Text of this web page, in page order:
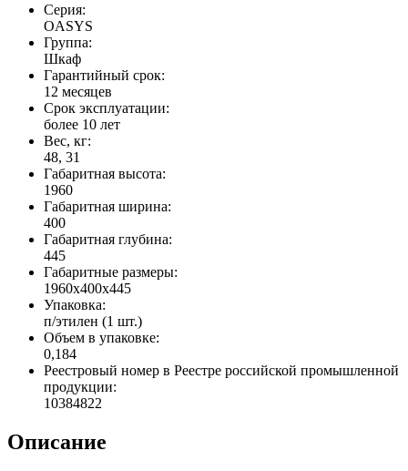
Серия:
OASYS
Группа:
Шкаф
Гарантийный срок:
12 месяцев
Срок эксплуатации:
более 10 лет
Вес, кг:
48, 31
Габаритная высота:
1960
Габаритная ширина:
400
Габаритная глубина:
445
Габаритные размеры:
1960x400x445
Упаковка:
п/этилен (1 шт.)
Объем в упаковке:
0,184
Реестровый номер в Реестре российской промышленной
продукции:
10384822
Описание